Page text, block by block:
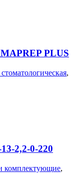
PLUS
,
2,2-0-220
комплектующие,